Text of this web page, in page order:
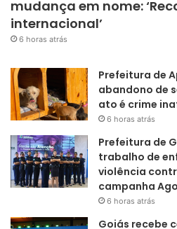
mudança em nome:
internacional’
6 horas atrás
Prefeitura de
abandono de
ato é crime
6 horas atrás
Prefeitura de
trabalho de
violência
campanha
6 horas atrás
Goiás recebe